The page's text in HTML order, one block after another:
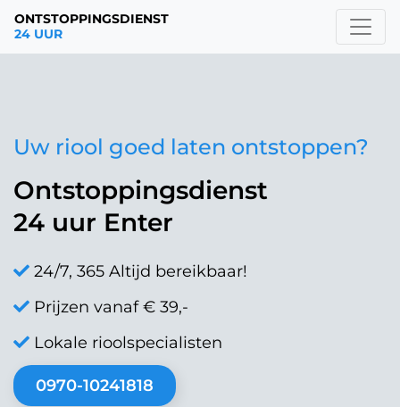
ONTSTOPPINGSDIENST
24 UUR
Uw riool goed laten ontstoppen?
Ontstoppingsdienst
24 uur Enter
24/7, 365 Altijd bereikbaar!
Prijzen vanaf € 39,-
Lokale rioolspecialisten
0970-10241818